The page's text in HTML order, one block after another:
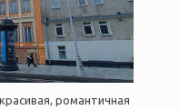
романтичная